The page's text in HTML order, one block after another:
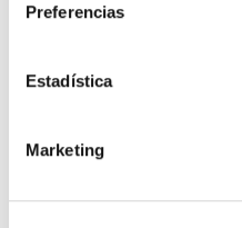
Preferencias
Estadística
Marketing